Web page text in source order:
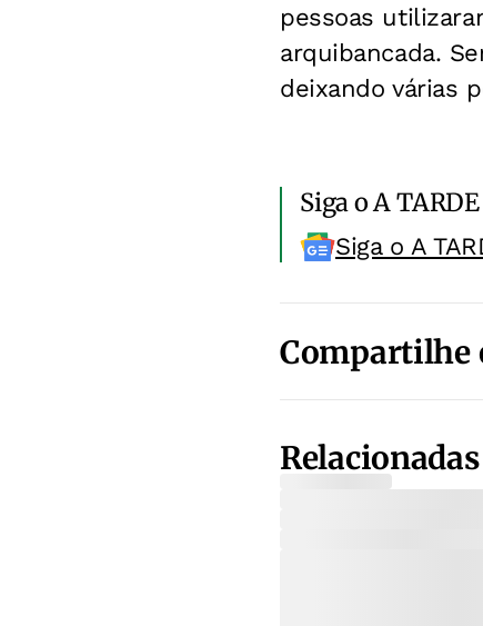
pessoas
arquibancada.
deixando várias
Siga o A
Siga o A
Compartilhe
Relacionadas